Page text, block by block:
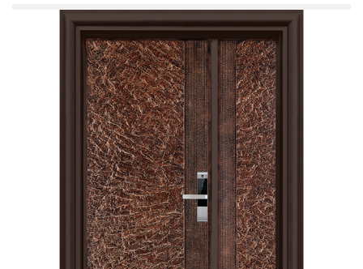
木質防火門
鋼製防火門
防火玻璃門 | 窗
智能電子鎖